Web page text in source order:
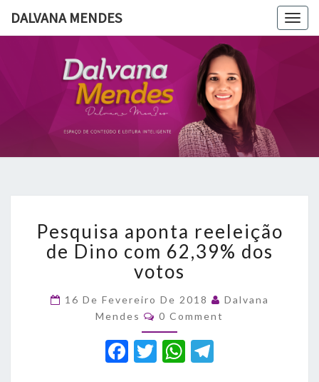
DALVANA MENDES
DALVANA
MENDES
Espaço De
Conteúdo
E Leitura
Inteligente
aponta
reeleição
de
Dino
com
dos
votos
Pesquisa aponta reeleição
de Dino com 62,39% dos
votos
16 De Fevereiro De 2018
Dalvana
Mendes
Comments
0 Comment
F T W